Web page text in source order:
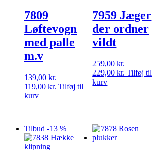
7809
Løftevogn
med palle
m.v
139,00kr.
Den
oprindelige
119,00 kr. Den
Tilføj til
kurv
7959 Jæger
der ordner
vildt
259,00kr.
Den
oprindelige
229,00kr. Den
Tilføj til
kurv
Tilbud -13 %